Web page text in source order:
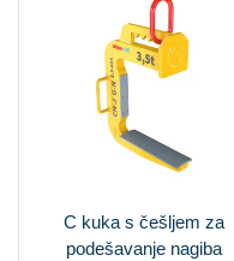
C kuka s češljem za
podešavanje nagiba